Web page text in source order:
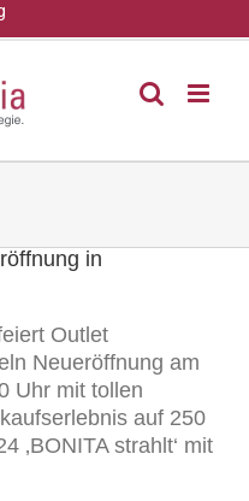
in
Outlet
Neueröffnung am
Uhr mit tollen
auf 250
‚BONITA strahlt‘ mit